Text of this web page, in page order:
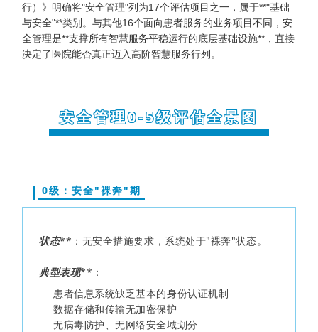
行）》明确将"安全管理"列为17个评估项目之一，属于**"基础
与安全"**类别。与其他16个面向患者服务的业务项目不同，安
全管理是**支撑所有智慧服务平稳运行的底层基础设施**，直接
决定了医院能否真正迈入高阶智慧服务行列。
安全管理0-5级评估全景图
0级：安全"裸奔"期
状态**：无安全措施要求，系统处于"裸奔"状态。
典型表现**：
患者信息系统缺乏基本的身份认证机制
数据存储和传输无加密保护
无病毒防护、无网络安全域划分